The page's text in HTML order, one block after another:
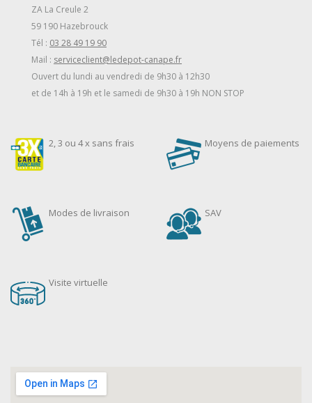
ZA La Creule 2
59 190 Hazebrouck
Tél : 03 28 49 19 90
Mail : serviceclient@ledepot-canape.fr
Ouvert du lundi au vendredi de 9h30 à 12h30
et de 14h à 19h et le samedi de 9h30 à 19h NON STOP
2, 3 ou 4 x sans frais Moyens de paiements
Modes de livraison SAV
Visite virtuelle